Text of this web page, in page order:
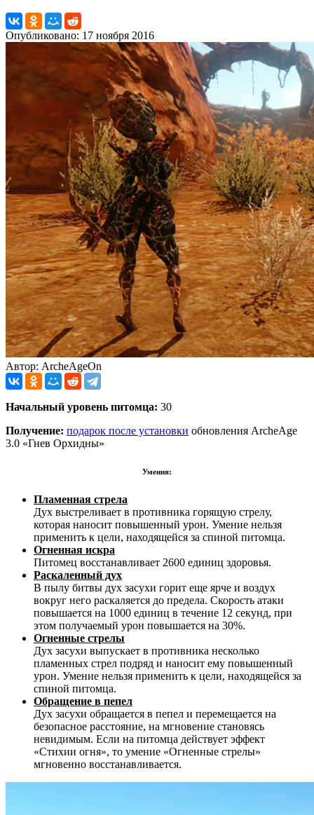
Опубликовано: 17 ноября 2016
Автор: ArcheAgeOn
Начальный уровень питомца: 30
Получение: подарок после установки обновления ArcheAge
3.0 «Гнев Орхидны»
Умения:
Пламенная стрела
Дух выстреливает в противника горящую стрелу,
которая наносит повышенный урон. Умение нельзя
применить к цели, находящейся за спиной питомца.
Огненная искра
Питомец восстанавливает 2600 единиц здоровья.
Раскаленный дух
В пылу битвы дух засухи горит еще ярче и воздух
вокруг него раскаляется до предела. Скорость атаки
повышается на 1000 единиц в течение 12 секунд, при
этом получаемый урон повышается на 30%.
Огненные стрелы
Дух засухи выпускает в противника несколько
пламенных стрел подряд и наносит ему повышенный
урон. Умение нельзя применить к цели, находящейся за
спиной питомца.
Обращение в пепел
Дух засухи обращается в пепел и перемещается на
безопасное расстояние, на мгновение становясь
невидимым. Если на питомца действует эффект
«Стихии огня», то умение «Огненные стрелы»
мгновенно восстанавливается.